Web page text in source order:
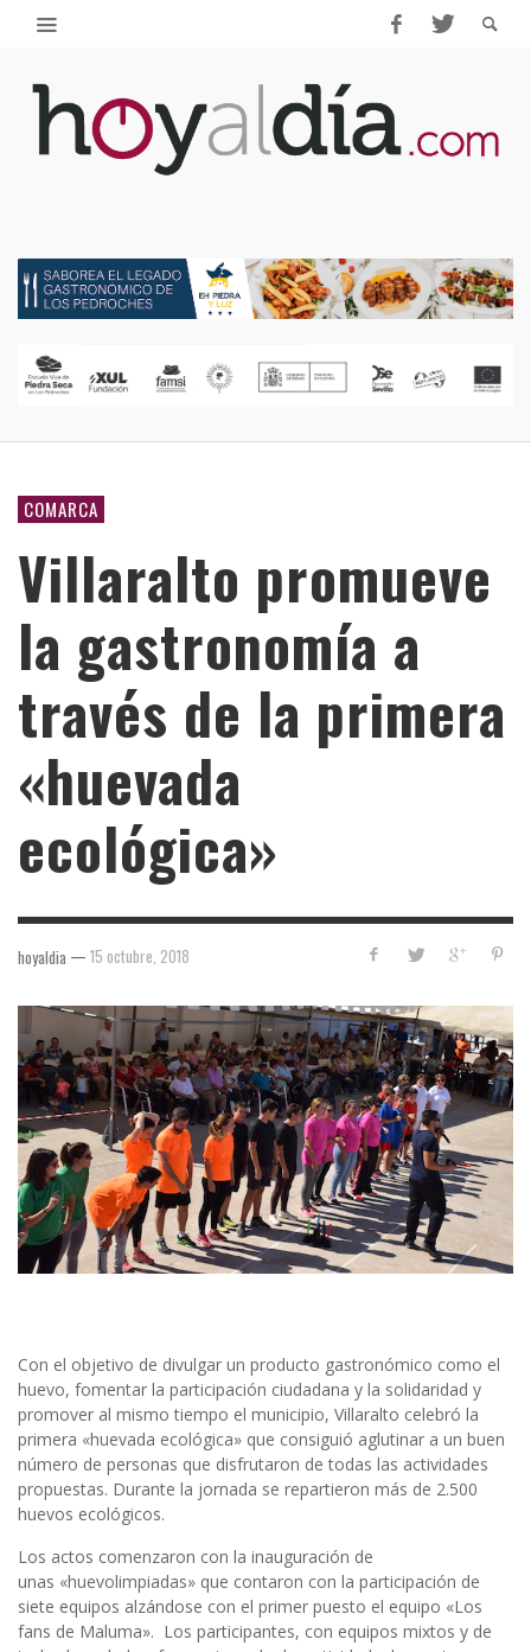
COMARCA
Villaralto promueve
la gastronomía a
través de la primera
«huevada
ecológica»
hoyaldia — 15 octubre, 2018
Con el objetivo de divulgar un producto gastronómico como el
huevo, fomentar la participación ciudadana y la solidaridad y
promover al mismo tiempo el municipio, Villaralto celebró la
primera «huevada ecológica» que consiguió aglutinar a un buen
número de personas que disfrutaron de todas las actividades
propuestas. Durante la jornada se repartieron más de 2.500
huevos ecológicos.
Los actos comenzaron con la inauguración de
unas «huevolimpiadas» que contaron con la participación de
siete equipos alzándose con el primer puesto el equipo «Los
fans de Maluma». Los participantes, con equipos mixtos y de